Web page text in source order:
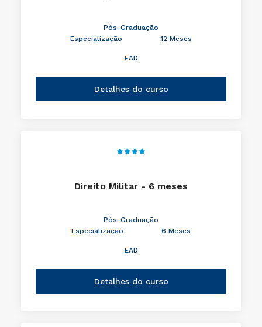
Pós-Graduação
Especialização
12 Meses
EAD
Detalhes do curso
Direito Militar - 6 meses
Pós-Graduação
Especialização
6 Meses
EAD
Detalhes do curso